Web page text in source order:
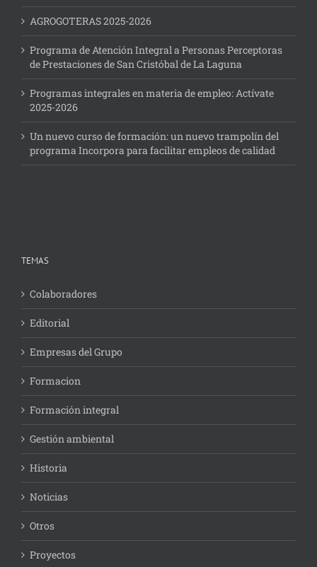
AGROGOTERAS 2025-2026
Programa de Atención Integral a Personas Perceptoras
de Prestaciones de San Cristóbal de La Laguna
Programas integrales en materia de empleo: Actívate
2025-2026
Un nuevo curso de formación: un nuevo trampolín del
programa Incorpora para facilitar empleos de calidad
TEMAS
Colaboradores
Editorial
Empresas del Grupo
Formacion
Formación integral
Gestión ambiental
Historia
Noticias
Otros
Proyectos